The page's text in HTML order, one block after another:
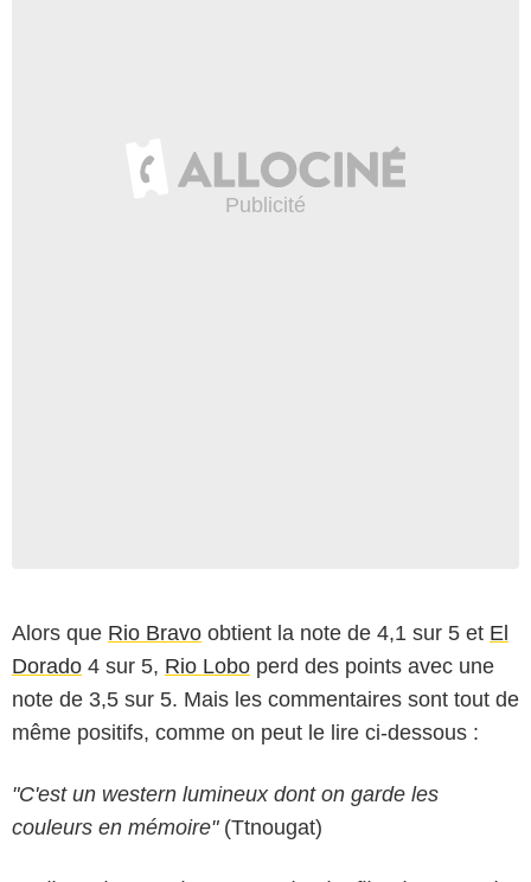
Alors que Rio Bravo obtient la note de 4,1 sur 5 et El
Dorado 4 sur 5, Rio Lobo perd des points avec une
note de 3,5 sur 5. Mais les commentaires sont tout de
même positifs, comme on peut le lire ci-dessous :
"C'est un western lumineux dont on garde les
couleurs en mémoire" (Ttnougat)